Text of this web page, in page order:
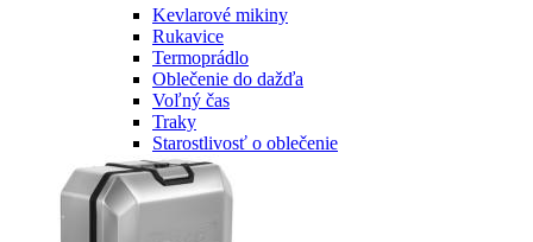
Kevlarové mikiny
Rukavice
Termoprádlo
Oblečenie do dažďa
Voľný čas
Traky
Starostlivosť o oblečenie